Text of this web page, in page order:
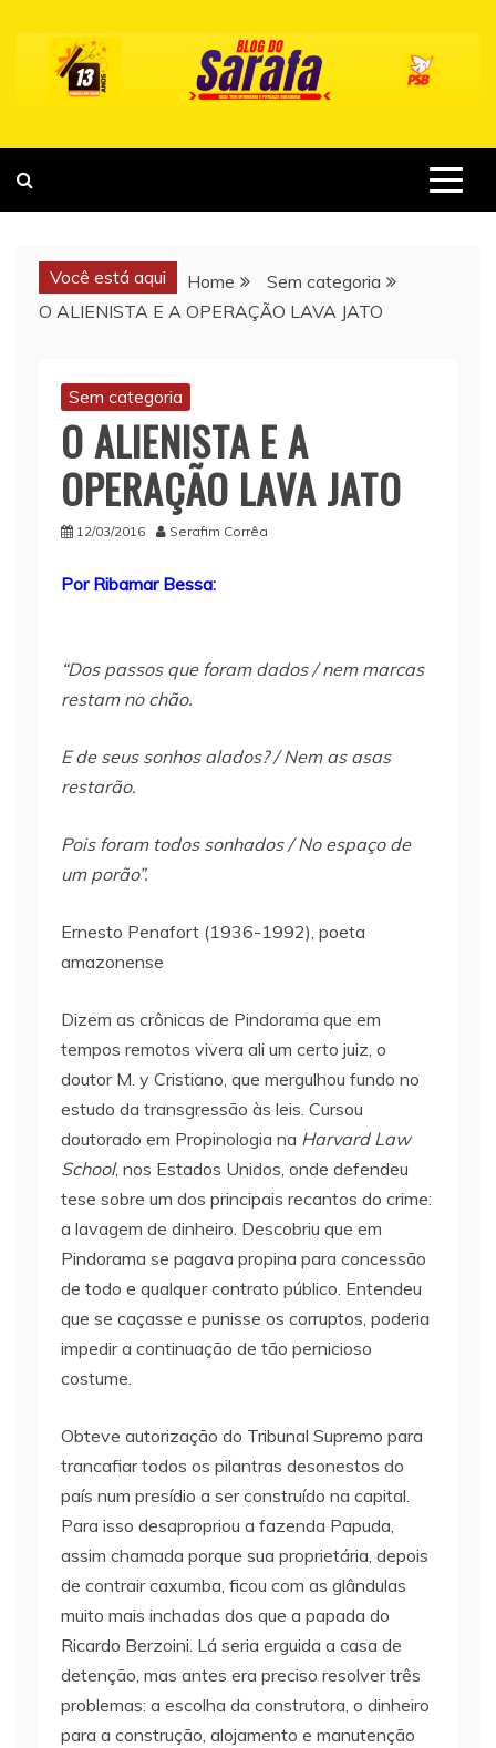
content
Você está aqui Home
Sem categoria
O ALIENISTA E A OPERAÇÃO LAVA JATO
Sem categoria
O ALIENISTA E A
OPERAÇÃO LAVA JATO
12/03/2016 Serafim Corrêa
Por Ribamar Bessa:
“Dos passos que foram dados / nem marcas
restam no chão.
E de seus sonhos alados? / Nem as asas
restarão.
Pois foram todos sonhados / No espaço de
um porão”.
Ernesto Penafort (1936-1992), poeta
amazonense
Dizem as crônicas de Pindorama que em
tempos remotos vivera ali um certo juiz, o
doutor M. y Cristiano, que mergulhou fundo no
estudo da transgressão às leis. Cursou
doutorado em Propinologia na Harvard Law
School, nos Estados Unidos, onde defendeu
tese sobre um dos principais recantos do crime:
a lavagem de dinheiro. Descobriu que em
Pindorama se pagava propina para concessão
de todo e qualquer contrato público. Entendeu
que se caçasse e punisse os corruptos, poderia
impedir a continuação de tão pernicioso
costume.
Obteve autorização do Tribunal Supremo para
trancafiar todos os pilantras desonestos do
país num presídio a ser construído na capital.
Para isso desapropriou a fazenda Papuda,
assim chamada porque sua proprietária, depois
de contrair caxumba, ficou com as glândulas
muito mais inchadas dos que a papada do
Ricardo Berzoini. Lá seria erguida a casa de
detenção, mas antes era preciso resolver três
problemas: a escolha da construtora, o dinheiro
para a construção, alojamento e manutenção